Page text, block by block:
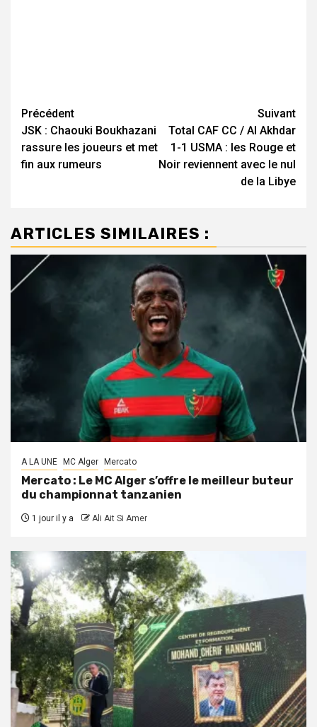
Navigation
d’article
Précédent
JSK : Chaouki Boukhazani
rassure les joueurs et met
fin aux rumeurs
Suivant
Total CAF CC / Al Akhdar
1-1 USMA : les Rouge et
Noir reviennent avec le nul
de la Libye
ARTICLES SIMILAIRES :
A LA UNE MC Alger Mercato
Mercato : Le MC Alger s’offre le meilleur buteur
du championnat tanzanien
1 jour il y a Ali Ait Si Amer